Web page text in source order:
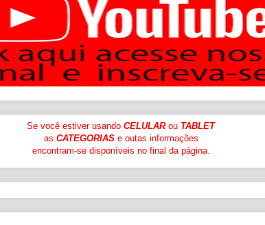
Se você estiver usando CELULARou TABLET
as CATEGORIASe outas informações
encontram-se disponíveis no final da página.